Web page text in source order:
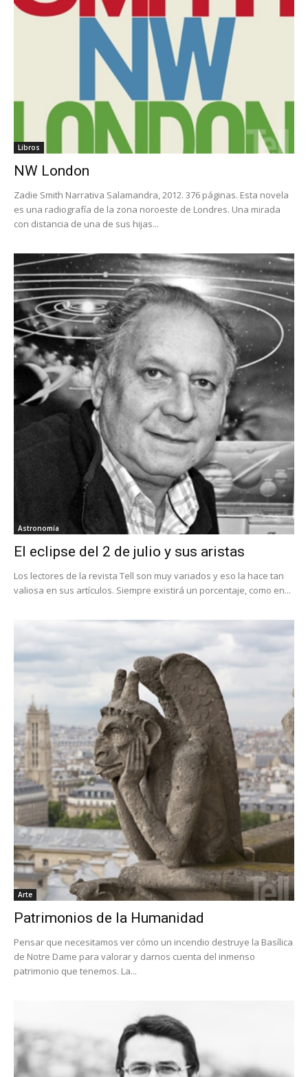
Libros
NW London
Zadie Smith Narrativa Salamandra, 2012. 376 páginas. Esta novela
es una radiografía de la zona noroeste de Londres. Una mirada
con distancia de una de sus hijas...
Astronomía
El eclipse del 2 de julio y sus aristas
Los lectores de la revista Tell son muy variados y eso la hace tan
valiosa en sus artículos. Siempre existirá un porcentaje, como en...
Arte
Patrimonios de la Humanidad
Pensar que necesitamos ver cómo un incendio destruye la Basílica
de Notre Dame para valorar y darnos cuenta del inmenso
patrimonio que tenemos. La...